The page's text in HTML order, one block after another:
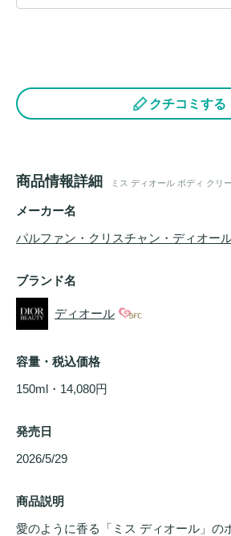
クチコミする
商品情報詳細 ミス ディオール ボディ クリ
メーカー名
パルファン・クリスチャン・ディオー
ブランド名
ディオール
容量・税込価格
150ml・14,080円
発売日
2026/5/29
商品説明
愛のように香る「ミス ディオール」の